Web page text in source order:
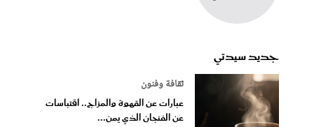
جديد سيدتي
ثقافة وفنون
عبارات عن القهوة والمزاج.. اقتباسات
عن الفنجان الذي يمن...